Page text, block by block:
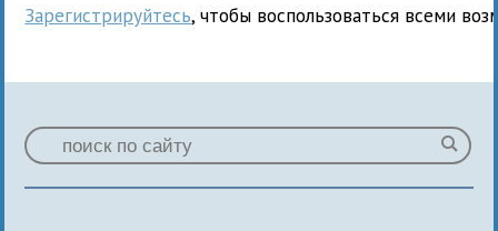
Зарегистрируйтесь, чтобы воспользоваться всеми